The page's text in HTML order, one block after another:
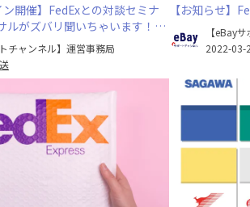
ン開催】FedExとの対談セミナ
ルがズバリ聞いちゃいます！」
チャンネル】運営事務局
【お知らせ】
【eBay
2022-03-